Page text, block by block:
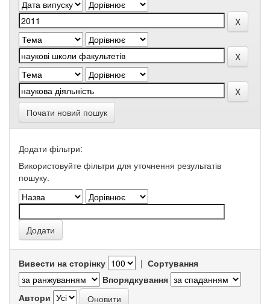
Почати новий пошук
Додати фільтри:
Використовуйте фільтри для уточнення результатів
пошуку.
Вивести на сторінку | Сортування
Впорядкування
Автори